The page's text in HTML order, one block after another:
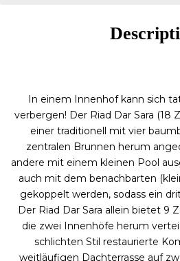
In einem Innenhof kann sich
verbergen! Der Riad Dar Sara (18
einer traditionell mit vier
zentralen Brunnen herum
andere mit einem kleinen Pool
auch mit dem benachbarten
gekoppelt werden, sodass ein
Der Riad Dar Sara allein bietet 9
die zwei Innenhöfe herum
schlichten Stil restaurierte
weitläufigen Dachterrasse auf